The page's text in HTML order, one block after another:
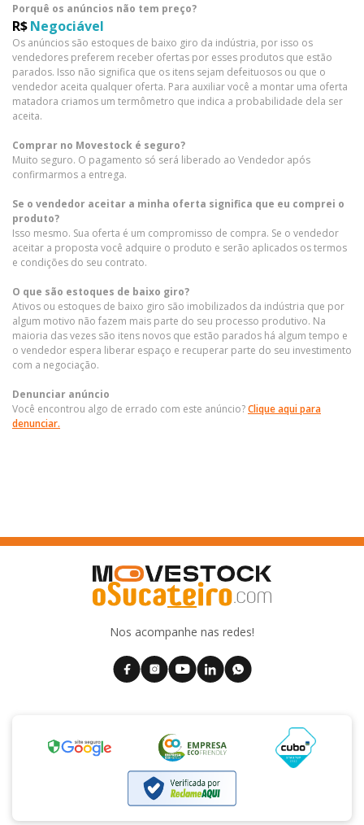
Porquê os anúncios não tem preço?
R$Negociável
Os anúncios são estoques de baixo giro da indústria, por isso os
vendedores preferem receber ofertas por esses produtos que estão
parados. Isso não significa que os itens sejam defeituosos ou que o
vendedor aceita qualquer oferta. Para auxiliar você a montar uma oferta
matadora criamos um termômetro que indica a probabilidade dela ser
aceita.
Comprar no Movestock é seguro?
Muito seguro. O pagamento só será liberado ao Vendedor após
confirmarmos a entrega.
Se o vendedor aceitar a minha oferta significa que eu comprei o
produto?
Isso mesmo. Sua oferta é um compromisso de compra. Se o vendedor
aceitar a proposta você adquire o produto e serão aplicados os termos
e condições do seu contrato.
O que são estoques de baixo giro?
Ativos ou estoques de baixo giro são imobilizados da indústria que por
algum motivo não fazem mais parte do seu processo produtivo. Na
maioria das vezes são itens novos que estão parados há algum tempo e
o vendedor espera liberar espaço e recuperar parte do seu investimento
com a negociação.
Denunciar anúncio
Você encontrou algo de errado com este anúncio?Clique aqui para
denunciar.
Nos acompanhe nas redes!